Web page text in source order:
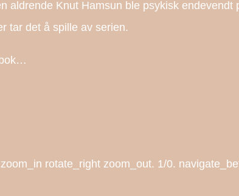
aldrende Knut Hamsun ble psykisk
tar det å spille av serien.
rotate_right zoom_out. 1/0.